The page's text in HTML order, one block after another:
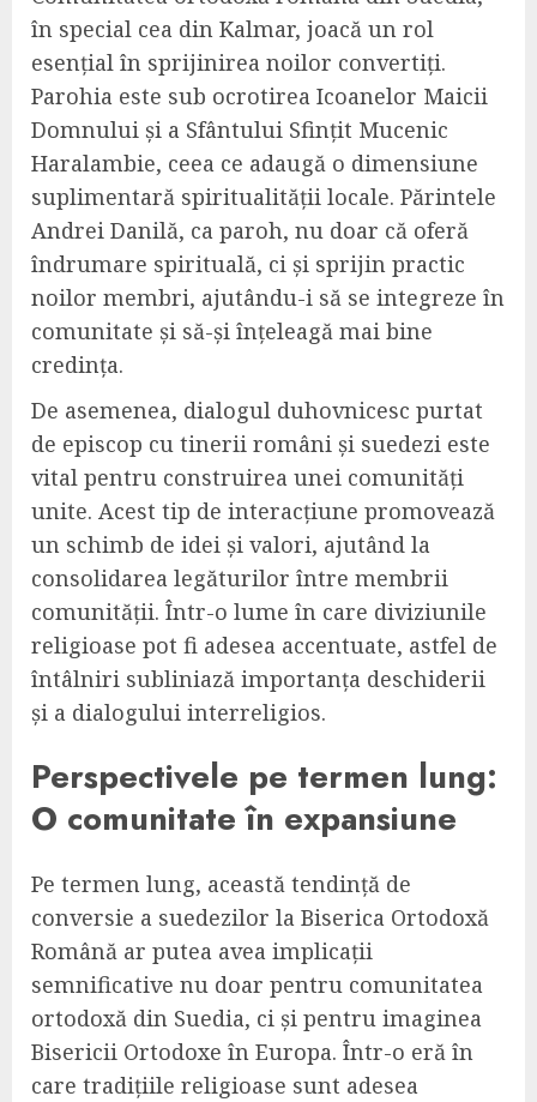
în special cea din Kalmar, joacă un rol
esențial în sprijinirea noilor convertiți.
Parohia este sub ocrotirea Icoanelor Maicii
Domnului și a Sfântului Sfințit Mucenic
Haralambie, ceea ce adaugă o dimensiune
suplimentară spiritualității locale. Părintele
Andrei Danilă, ca paroh, nu doar că oferă
îndrumare spirituală, ci și sprijin practic
noilor membri, ajutându-i să se integreze în
comunitate și să-și înțeleagă mai bine
credința.
De asemenea, dialogul duhovnicesc purtat
de episcop cu tinerii români și suedezi este
vital pentru construirea unei comunități
unite. Acest tip de interacțiune promovează
un schimb de idei și valori, ajutând la
consolidarea legăturilor între membrii
comunității. Într-o lume în care diviziunile
religioase pot fi adesea accentuate, astfel de
întâlniri subliniază importanța deschiderii
și a dialogului interreligios.
Perspectivele pe termen lung:
O comunitate în expansiune
Pe termen lung, această tendință de
conversie a suedezilor la Biserica Ortodoxă
Română ar putea avea implicații
semnificative nu doar pentru comunitatea
ortodoxă din Suedia, ci și pentru imaginea
Bisericii Ortodoxe în Europa. Într-o eră în
care tradițiile religioase sunt adesea